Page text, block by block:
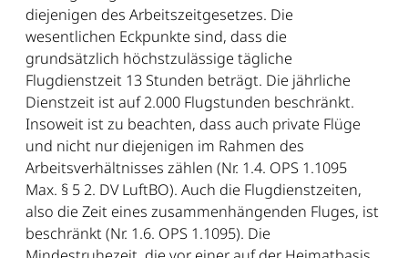
diejenigen des Arbeitszeitgesetzes. Die
wesentlichen Eckpunkte sind, dass die
grundsätzlich höchstzulässige tägliche
Flugdienstzeit 13 Stunden beträgt. Die jährliche
Dienstzeit ist auf 2.000 Flugstunden beschränkt.
Insoweit ist zu beachten, dass auch private Flüge
und nicht nur diejenigen im Rahmen des
Arbeitsverhältnisses zählen (Nr. 1.4. OPS 1.1095
Max. § 5 2. DV LuftBO). Auch die Flugdienstzeiten,
also die Zeit eines zusammenhängenden Fluges, ist
beschränkt (Nr. 1.6. OPS 1.1095). Die